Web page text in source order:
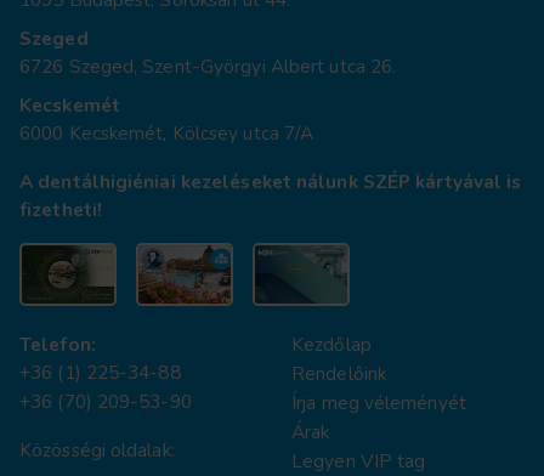
Szeged
6726 Szeged, Szent-Györgyi Albert utca 26.
Kecskemét
6000 Kecskemét, Kölcsey utca 7/A
A dentálhigiéniai kezeléseket nálunk SZÉP kártyával is
fizetheti!
Telefon:
+36 (1) 225-34-88
+36 (70) 209-53-90
Közösségi oldalak:
Kezdőlap
Rendelőink
Írja meg véleményét
Árak
Legyen VIP tag